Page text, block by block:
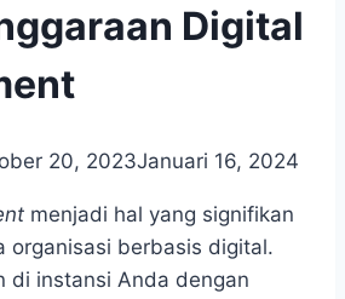
Digital
20, 2023Januari 16, 2024
menjadi hal yang signifikan
organisasi berbasis digital.
di instansi Anda dengan